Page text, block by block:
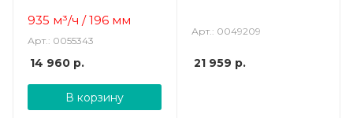
935 м³/ч / 196 мм
Арт.: 0055343
14 960 р.
В корзину
Арт.: 0049209
21 959 р.